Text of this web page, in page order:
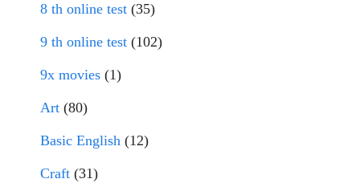
8 th online test (35)
9 th online test (102)
9x movies (1)
Art (80)
Basic English (12)
Craft (31)